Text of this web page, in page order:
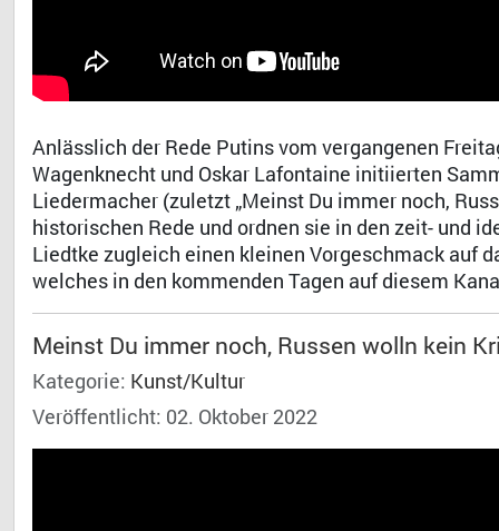
Anlässlich der Rede Putins vom vergangenen
Wagenknecht und Oskar Lafontaine initiierten
Liedermacher (zuletzt „Meinst Du immer noch,
historischen Rede und ordnen sie in den zeit- und
Liedtke zugleich einen kleinen Vorgeschmack auf
welches in den kommenden Tagen auf diesem
Meinst Du immer noch, Russen wolln kein
Kategorie: Kunst/Kultur
Veröffentlicht: 02. Oktober 2022